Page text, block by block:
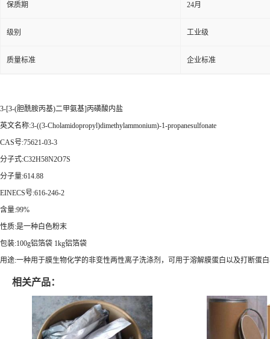
保质期 24月
级别 工业级
质量标准 企业标准
3-[3-(胆酰胺丙基)二甲氨基]丙磺酸内盐
英文名称:3-((3-Cholamidopropyl)dimethylammonium)-1-propanesulfonate
CAS号:75621-03-3
分子式:C32H58N2O7S
分子量:614.88
EINECS号:616-246-2
含量:99%
性质:是一种白色粉末
包装:100g铝箔袋 1kg铝箔袋
用途:一种用于膜生物化学的非变性两性离子洗涤剂，可用于溶解膜蛋白以及打断蛋
相关产品：